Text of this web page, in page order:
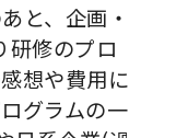
と、企画・
研修のプロ
想や費用に
グラムの一